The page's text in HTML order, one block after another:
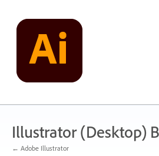
content
Illustrator (Desktop)
← Adobe Illustrator